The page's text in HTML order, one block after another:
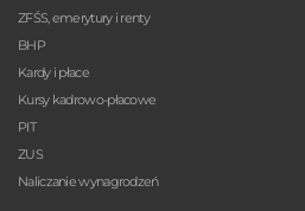
ZFŚS, emerytury i renty
BHP
Kardy i płace
Kursy kadrowo-płacowe
PIT
ZUS
Naliczanie wynagrodzeń